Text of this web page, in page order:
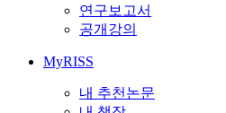
연구보고서
공개강의
MyRISS
내 추천논문